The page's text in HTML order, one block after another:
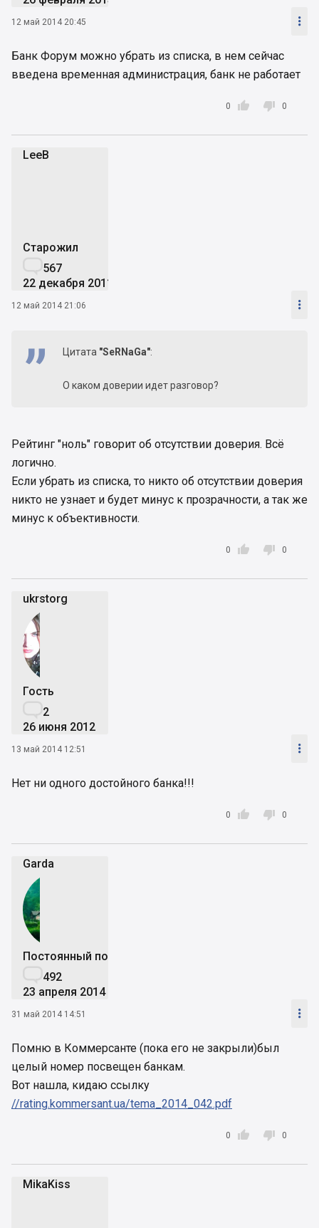
12 май 2014 20:45 
Банк Форум можно убрать из списка, в нем сейчас
введена временная администрация, банк не работает

0  0
LeeB
Старожил
567
22 декабря 2011
12 май 2014 21:06 
Цитата "SeRNaGa":
О каком доверии идет разговор?
Рейтинг "ноль" говорит об отсутствии доверия. Всё
логично.
Если убрать из списка, то никто об отсутствии доверия
никто не узнает и будет минус к прозрачности, а так же
минус к объективности.

0  0
ukrstorg
Гость
2
26 июня 2012
13 май 2014 12:51 
Нет ни одного достойного банка!!!

0  0
Garda
Постоянный пользователь
492
23 апреля 2014
31 май 2014 14:51 
Помню в Коммерсанте (пока его не закрыли)был
целый номер посвещен банкам.
Вот нашла, кидаю ссылку
//rating.kommersant.ua/tema_2014_042.pdf

0  0
MikaKiss